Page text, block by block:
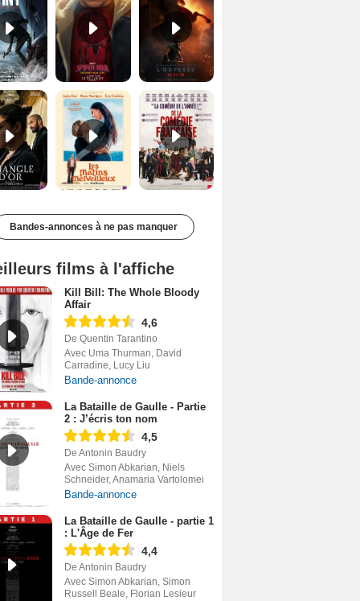
Le Triangle d'or Bande-annonce VF De la Comédie-Française Teaser VF
Bandes-annonces à ne pas manquer
films à l'affiche
Kill Bill: The Whole Bloody
Affair
4,6
De Quentin Tarantino
Avec Uma Thurman, David
Carradine, Lucy Liu
Bande-annonce
La Bataille de Gaulle - Partie
2 : J’écris ton nom
4,5
De Antonin Baudry
Avec Simon Abkarian, Niels
Schneider, Anamaria Vartolomei
Bande-annonce
La Bataille de Gaulle - partie 1
: L'Âge de Fer
4,4
De Antonin Baudry
Avec Simon Abkarian, Simon
Russell Beale, Florian Lesieur